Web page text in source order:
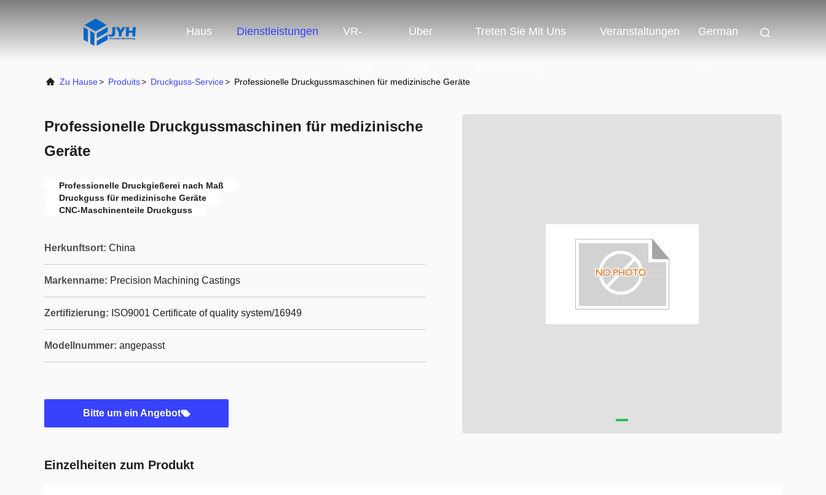
Haus Dienstleistungen VR- Über Treten Sie Mit Uns Veranstaltungen German
Zu Hause> Produits> Druckguss-Service> Professionelle Druckgussmaschinen für medizinische Geräte
Professionelle Druckgussmaschinen für medizinische
Geräte
Professionelle Druckgießerei nach Maß
Druckguss für medizinische Geräte
CNC-Maschinenteile Druckguss
Herkunftsort: China
Markenname: Precision Machining Castings
Zertifizierung: ISO9001 Certificate of quality system/16949
Modellnummer: angepasst
Bitte um ein Angebot
Einzelheiten zum Produkt